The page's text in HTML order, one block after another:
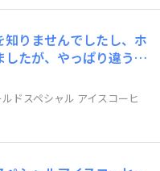
すす
もてな
ばれると思います！）
ッシュしたい時
りませんでしたし、ホ
たが、やっぱり違うも
りもコクがあり、す
ルコーヒーで楽をしが
イスコーヒーを楽しみ
ドスペシャル アイスコーヒ